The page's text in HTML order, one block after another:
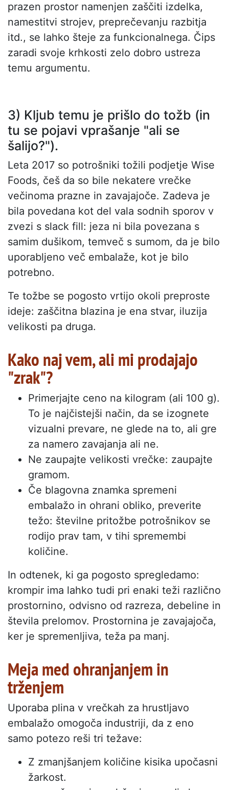
prazen prostor namenjen zaščiti izdelka,
namestitvi strojev, preprečevanju razbitja
itd., se lahko šteje za funkcionalnega. Čips
zaradi svoje krhkosti zelo dobro ustreza
temu argumentu.
3) Kljub temu je prišlo do tožb (in
tu se pojavi vprašanje "ali se
šalijo?").
Leta 2017 so potrošniki tožili podjetje Wise
Foods, češ da so bile nekatere vrečke
večinoma prazne in zavajajoče. Zadeva je
bila povedana kot del vala sodnih sporov v
zvezi s slack fill: jeza ni bila povezana s
samim dušikom, temveč s sumom, da je bilo
uporabljeno več embalaže, kot je bilo
potrebno.
Te tožbe se pogosto vrtijo okoli preproste
ideje: zaščitna blazina je ena stvar, iluzija
velikosti pa druga.
Kako naj vem, ali mi prodajajo
"zrak"?
Primerjajte ceno na kilogram (ali 100 g).
To je najčistejši način, da se izognete
vizualni prevare, ne glede na to, ali gre
za namero zavajanja ali ne.
Ne zaupajte velikosti vrečke: zaupajte
gramom.
Če blagovna znamka spremeni
embalažo in ohrani obliko, preverite
težo: številne pritožbe potrošnikov se
rodijo prav tam, v tihi spremembi
količine.
In odtenek, ki ga pogosto spregledamo:
krompir ima lahko tudi pri enaki teži različno
prostornino, odvisno od razreza, debeline in
števila prelomov. Prostornina je zavajajoča,
ker je spremenljiva, teža pa manj.
Meja med ohranjanjem in
trženjem
Uporaba plina v vrečkah za hrustljavo
embalažo omogoča industriji, da z eno
samo potezo reši tri težave:
Z zmanjšanjem količine kisika upočasni
žarkost.